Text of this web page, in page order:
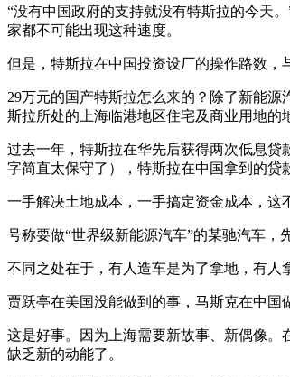
“没有中国政府的支持就没有特斯拉的今天
家都不可能出现这种速度。
但是，特斯拉在中国投资设厂的操作路数，
29万元的国产特斯拉怎么来的？除了新能
斯拉所处的上海临港地区住宅及商业用地的
过去一年，特斯拉在华先后获得两次低息贷
字简直太保守了），特斯拉在中国拿到的贷
一手解决土地成本，一手搞定资金成本，这
号称要做“世界级新能源汽车”的某驰汽车，
不同之处在于，有人造车是为了拿地，有人
贾跃亭在美国没能做到的事，马斯克在中国
这是好事。因为上海需要新故事、新偶像。
缺乏新的动能了。